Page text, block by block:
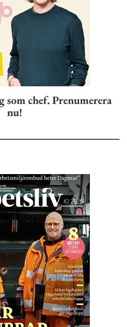
chef. Prenumerera
nu!